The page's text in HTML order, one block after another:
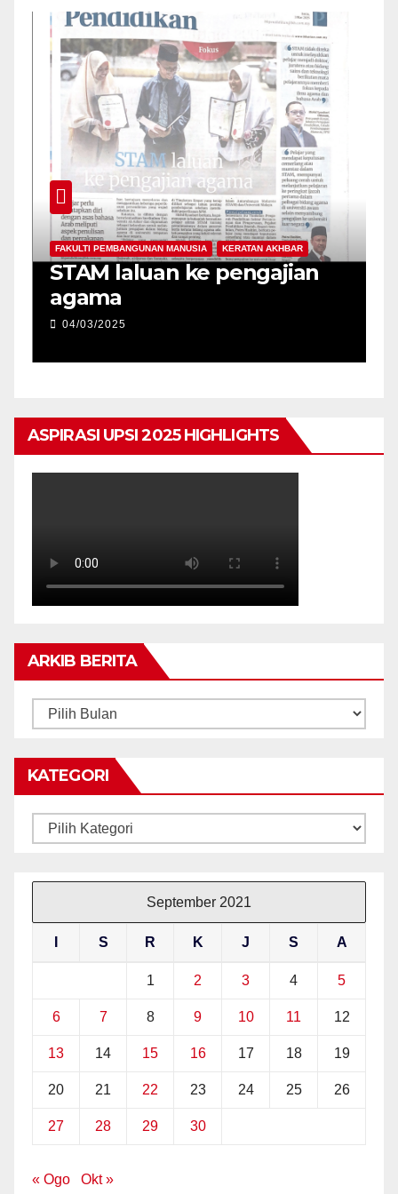
FAKULTI PEMBANGUNAN MANUSIA KERATAN AKHBAR
STAM laluan ke pengajian
agama
04/03/2025
ASPIRASI UPSI 2025 HIGHLIGHTS
ARKIB BERITA
ARKIB
KATEGORI
Kategori
September 2021
S R K J S A
1 2 3 4 5
6 7 8 9 10 11 12
13 14 15 16 17 18 19
20 21 22 23 24 25 26
27 28 29 30
« Ogo Okt »